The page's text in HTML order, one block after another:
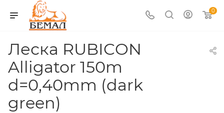
0
Леска RUBICON
Alligator 150m
d=0,40mm (dark
green)